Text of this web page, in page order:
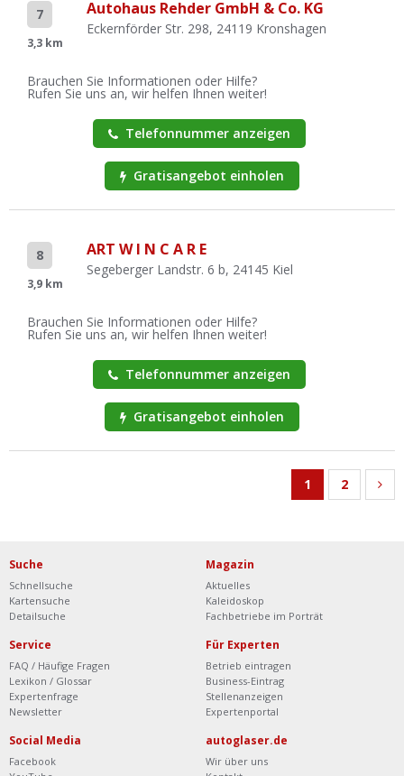
7
3,3 km
Autohaus Rehder GmbH & Co. KG
Eckernförder Str. 298, 24119 Kronshagen
Brauchen Sie Informationen oder Hilfe?
Rufen Sie uns an, wir helfen Ihnen weiter!
Telefonnummer anzeigen
Gratisangebot einholen
8
3,9 km
ART W I N C A R E
Segeberger Landstr. 6 b, 24145 Kiel
Brauchen Sie Informationen oder Hilfe?
Rufen Sie uns an, wir helfen Ihnen weiter!
Telefonnummer anzeigen
Gratisangebot einholen
1 2
Suche
Schnellsuche
Kartensuche
Detailsuche
Magazin
Aktuelles
Kaleidoskop
Fachbetriebe im Porträt
Service
FAQ / Häufige Fragen
Lexikon / Glossar
Expertenfrage
Newsletter
Für Experten
Betrieb eintragen
Business-Eintrag
Stellenanzeigen
Expertenportal
Social Media
Facebook
autoglaser.de
Wir über uns